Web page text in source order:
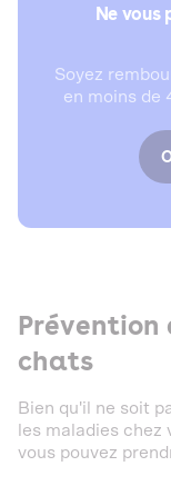
Ne vous
Soyez
en moins de
Prévention
chats
Bien qu'il ne soit
les maladies chez
vous pouvez